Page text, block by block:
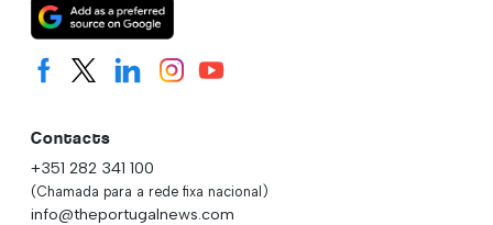
Contacts
+351 282 341 100
(Chamada para a rede fixa nacional)
info@theportugalnews.com